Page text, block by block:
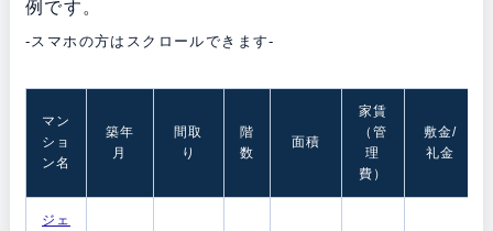
例です。
-スマホの方はスクロールできます-
マン
ショ
ン名
築年
月
間取
り
階
数
面積
家賃
（管
理
費）
敷金/
礼金
ジェ